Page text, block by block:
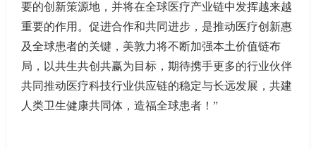
要的创新策源地，并将在全球医疗产业链中发挥越来越
重要的作用。促进合作和共同进步，是推动医疗创新惠
及全球患者的关键，美敦力将不断加强本土价值链布
局，以共生共创共赢为目标，期待携手更多的行业伙伴
共同推动医疗科技行业供应链的稳定与长远发展，共建
人类卫生健康共同体，造福全球患者！ ”